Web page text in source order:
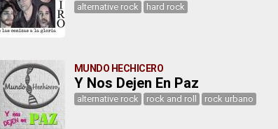
alternative rock hard rock
MUNDO HECHICERO
Y Nos Dejen En Paz
alternative rock rock and roll rock urbano